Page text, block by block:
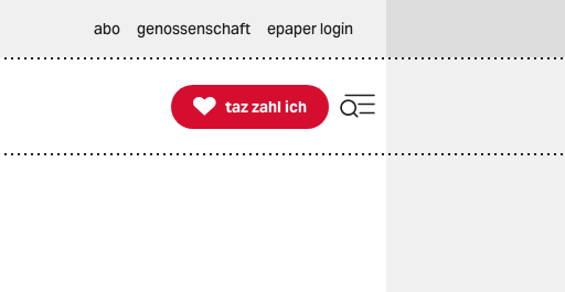
abo genossenschaft epaper login

taz zahl ich
taz zahl ich